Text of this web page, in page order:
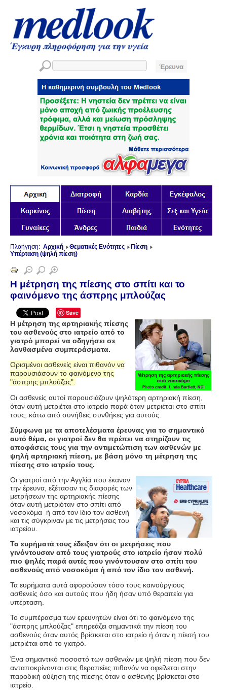
Πλοήγηση: Αρχική Θεματικές Ενότητες
Πίεση
Υπέρταση (ψηλή πίεση)
Η μέτρηση της πίεσης στο σπίτι και το
φαινόμενο της άσπρης μπλούζας
Save
Η μέτρηση της αρτηριακής πίεσης
του ασθενούς στο ιατρείο από το
γιατρό μπορεί να οδηγήσει σε
λανθασμένα συμπεράσματα.
Ορισμένοι ασθενείς είναι πιθανόν να
παρουσιάσουν το φαινόμενο της
"άσπρης μπλούζας".
Οι ασθενείς αυτοί παρουσιάζουν ψηλότερη αρτηριακή πίεση,
όταν αυτή μετριέται στο ιατρείο παρά όταν μετριέται στο σπίτι
τους, κάτω από συνήθεις συνθήκες για αυτούς.
Σύμφωνα με τα αποτελέσματα έρευνας για το σημαντικό
αυτό θέμα, οι γιατροί δεν θα πρέπει να στηρίζουν τις
αποφάσεις τους για την αντιμετώπιση των ασθενών με
ψηλή αρτηριακή πίεση, με βάση μόνο τη μέτρηση της
πίεσης στο ιατρείο τους.
Οι γιατροί από την Αγγλία που έκαναν
την έρευνα, εξέτασαν τις διαφορές των
μετρήσεων της αρτηριακής πίεσης
όταν αυτή μετριόταν στο σπίτι από
νοσοκόμα ή από τον ίδιο τον ασθενή
και τις σύγκριναν με τις μετρήσεις του
ιατρείου.
Τα ευρήματά τους έδειξαν ότι οι μετρήσεις που
γινόντουσαν από τους γιατρούς στο ιατρείο ήσαν πολύ
πιο ψηλές παρά αυτές που γινόντουσαν στο σπίτι του
ασθενούς από νοσοκόμα ή από τον ίδιο τον ασθενή.
Τα ευρήματα αυτά αφορούσαν τόσο τους καινούργιους
ασθενείς όσο και αυτούς που ήδη ήσαν υπό θεραπεία για
υπέρταση.
Το συμπέρασμα των ερευνητών είναι ότι το φαινόμενο της
"άσπρης μπλούζας" επηρεάζει σημαντικά την πίεση του
ασθενούς όταν αυτός βρίσκεται στο ιατρείο ή όταν η πίεσή του
μετριέται από το γιατρό.
Ένα σημαντικό ποσοστό των ασθενών με ψηλή πίεση που δεν
ανταποκρίνονται στις θεραπείες πιθανόν να οφείλεται στην
παροδική αύξηση της πίεσης όταν ο ασθενής βρίσκεται στο
ιατρείο.